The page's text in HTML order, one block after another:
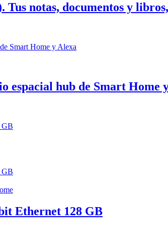
notas, documentos y
espacial hub de Smart Home
Ethernet 128 GB